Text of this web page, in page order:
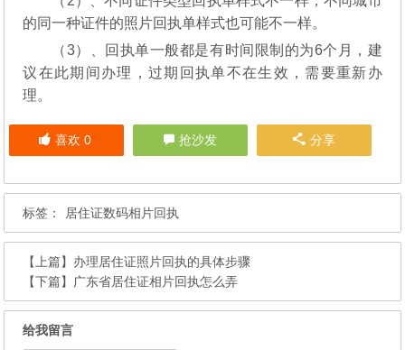
的同一种证件的照片回执单样式也可能不一样。
（3）、回执单一般都是有时间限制的为6个月，建
议在此期间办理，过期回执单不在生效，需要重新办
理。
喜欢 0 抢沙发 分享
标签： 居住证数码相片回执
【上篇】 办理居住证照片回执的具体步骤
【下篇】 广东省居住证相片回执怎么弄
给我留言